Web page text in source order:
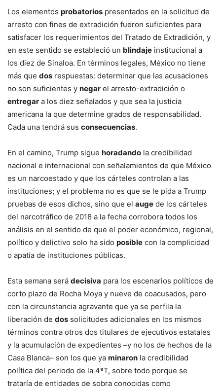
Los elementos probatorios presentados en la solicitud de
arresto con fines de extradición fueron suficientes para
satisfacer los requerimientos del Tratado de Extradición, y
en este sentido se estableció un blindaje institucional a
los diez de Sinaloa. En términos legales, México no tiene
más que dos respuestas: determinar que las acusaciones
no son suficientes y negar el arresto-extradición o
entregar a los diez señalados y que sea la justicia
americana la que determine grados de responsabilidad.
Cada una tendrá sus consecuencias.
En el camino, Trump sigue horadando la credibilidad
nacional e internacional con señalamientos de que México
es un narcoestado y que los cárteles controlan a las
instituciones; y el problema no es que se le pida a Trump
pruebas de esos dichos, sino que el auge de los cárteles
del narcotráfico de 2018 a la fecha corrobora todos los
análisis en el sentido de que el poder económico, regional,
político y delictivo solo ha sido posible con la complicidad
o apatía de instituciones públicas.
Esta semana será decisiva para los escenarios políticos de
corto plazo de Rocha Moya y nueve de coacusados, pero
con la circunstancia agravante que ya se perfila la
liberación de dos solicitudes adicionales en los mismos
términos contra otros dos titulares de ejecutivos estatales
y la acumulación de expedientes –y no los de hechos de la
Casa Blanca– son los que ya minaron la credibilidad
política del periodo de la 4ªT, sobre todo porque se
trataría de entidades de sobra conocidas como